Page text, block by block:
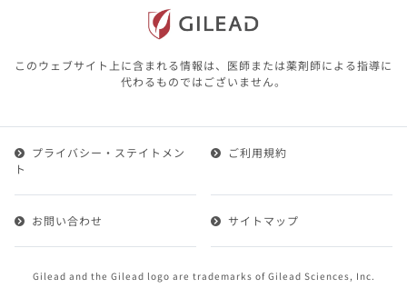
本サイト内の情報は、医師その他医療関係者
が行なうべきアドバイスやサービスを提供す
るものではありません。本サイトに表示され
ている情報は、決して、医師その他医療関係
1.会員とは、医療関係者の方で、本サービスの利用規約
ービスに登録を申し込みギリアドがこれを承認した方を
いいます。
けることができます。
このウェブサイト上に含まれる情報は、医師または薬剤師による指導に
代わるものではございません。
Gilead and the Gilead logo are trademarks of Gilead Sciences, Inc.
プライバシー・ステイトメン
ト
ご利用規約
お問い合わせ サイトマップ